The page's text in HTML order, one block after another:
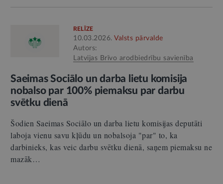
RELĪZE
10.03.2026. Valsts pārvalde
Autors:
Latvijas Brīvo arodbiedrību savienība
Saeimas Sociālo un darba lietu komisija
nobalso par 100% piemaksu par darbu
svētku dienā
Šodien Saeimas Sociālo un darba lietu komisijas deputāti
laboja vienu savu kļūdu un nobalsoja "par" to, ka
darbinieks, kas veic darbu svētku dienā, saņem piemaksu ne
mazāk…